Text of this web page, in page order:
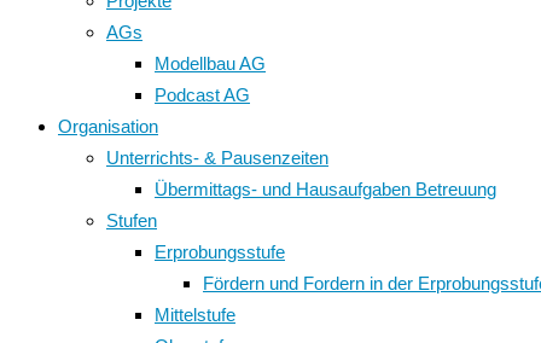
AGs
Modellbau AG
Podcast AG
Organisation
Unterrichts- & Pausenzeiten
Übermittags- und Hausaufgaben Betreuung
Stufen
Erprobungsstufe
Fördern und Fordern in der
Mittelstufe